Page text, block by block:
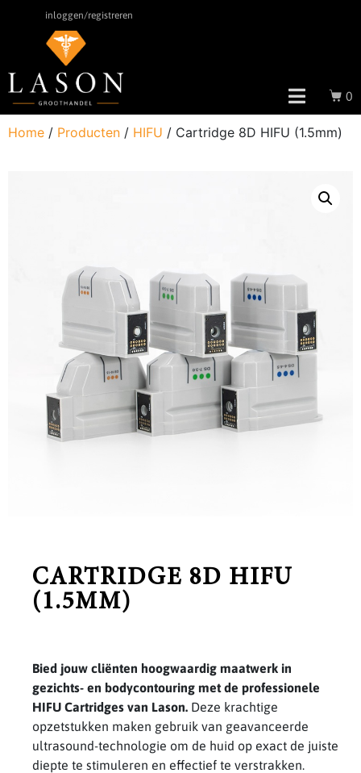
inloggen/registreren
0
Home / Producten / HIFU / Cartridge 8D HIFU (1.5mm)
CARTRIDGE 8D HIFU
(1.5MM)
Bied jouw cliënten hoogwaardig maatwerk in
gezichts- en bodycontouring met de professionele
HIFU Cartridges van Lason. Deze krachtige
opzetstukken maken gebruik van geavanceerde
ultrasound-technologie om de huid op exact de juiste
diepte te stimuleren en effectief te verstrakken.